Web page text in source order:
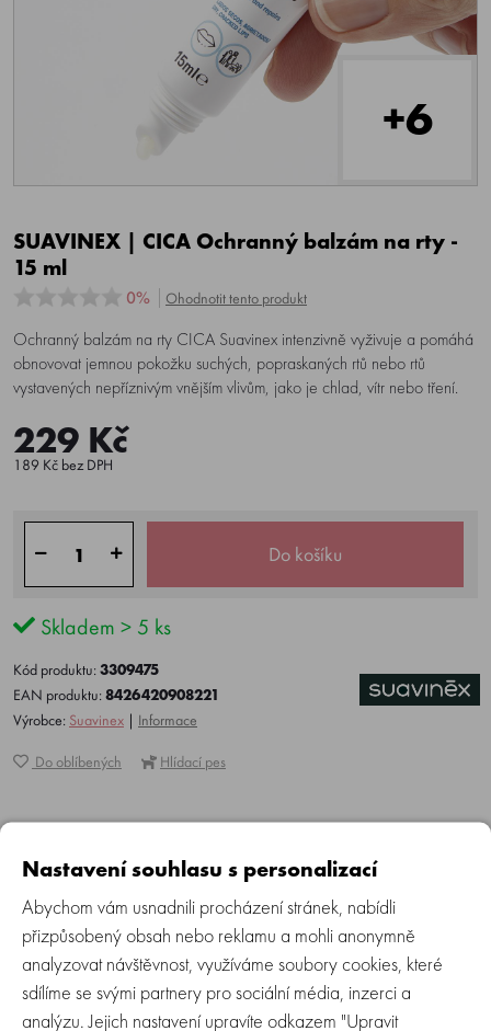
+6
SUAVINEX | CICA Ochranný balzám na rty -
15 ml
0% Ohodnotit tento produkt
Ochranný balzám na rty CICA Suavinex intenzivně vyživuje a pomáhá
obnovovat jemnou pokožku suchých, popraskaných rtů nebo rtů
vystavených nepříznivým vnějším vlivům, jako je chlad, vítr nebo tření.
229 Kč
189 Kč bez DPH
Do košíku
Skladem > 5 ks
Kód produktu:3309475
EAN produktu:8426420908221
Výrobce: Suavinex | Informace
Do oblíbených Hlídací pes
Ochranný balzám na rty, který intenzivně vyživuje a
pomáhá obnovovat jemnou pokožku suchých a
popraskaných rtů celé rodiny.
Nastavení souhlasu s personalizací
Abychom vám usnadnili procházení stránek, nabídli
přizpůsobený obsah nebo reklamu a mohli anonymně
analyzovat návštěvnost, využíváme soubory cookies, které
sdílíme se svými partnery pro sociální média, inzerci a
analýzu. Jejich nastavení upravíte odkazem "Upravit